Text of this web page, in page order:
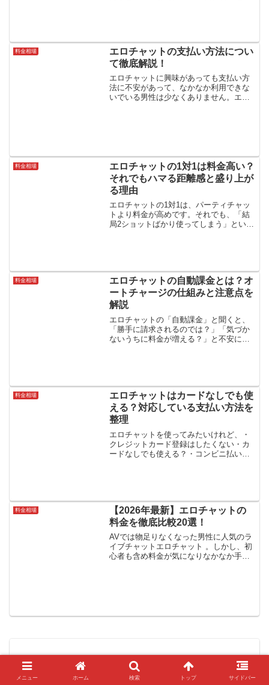
料金相場
エロチャットの支払い方法につい
て徹底解説！
エロチャットに興味があっても支払い方
法に不安があって、なかなか利用できな
いでいる男性は少なくありません。エロ
料金相場
エロチャットの1対1は料金高い？
それでもハマる距離感と盛り上が
る理由
エロチャットの1対1は、パーティチャッ
トより料金が高めです。それでも、「結
局2ショットばかり使ってしまう」という
料金相場
エロチャットの自動課金とは？オ
ートチャージの仕組みと注意点を
解説
エロチャットの「自動課金」と聞くと、
「勝手に請求されるのでは？」「気づか
ないうちに料金が増える？」と不安に感
料金相場
エロチャットはカードなしでも使
える？対応している支払い方法を
整理
エロチャットを使ってみたいけれど、・
クレジットカード登録はしたくない・カ
ードなしでも使える？・コンビニ払いは
料金相場
【2026年最新】エロチャットの
料金を徹底比較20選！
AVでは物足りなくなった男性に人気のラ
イブチャットエロチャット 。しかし、初
心者も含め料金が気になりなかなか手が
エロチャットの初回無料はどこまで？数
メニュー ホーム 検索 トップ サイドバー